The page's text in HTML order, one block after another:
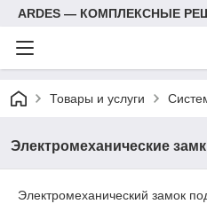
ARDES — КОМПЛЕКСНЫЕ
Товары и услуги
Электромеханические
Электромеханический замок